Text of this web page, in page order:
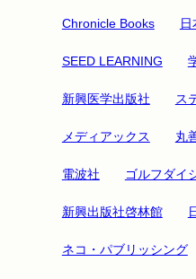
Chronicle Books
SEED LEARNING
新興医学出版社 ス
メディアックス 丸
電波社 ゴルフダイ
新興出版社啓林館
ネコ・パブリッシング